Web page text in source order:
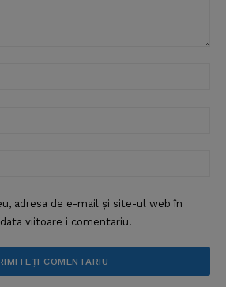
adresa de e-mail și site-ul web în
viitoare i comentariu.